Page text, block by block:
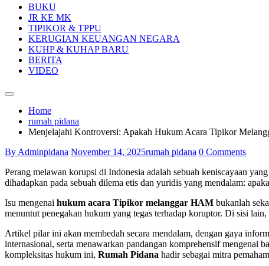
BUKU
JR KE MK
TIPIKOR & TPPU
KERUGIAN KEUANGAN NEGARA
KUHP & KUHAP BARU
BERITA
VIDEO
Home
rumah pidana
Menjelajahi Kontroversi: Apakah Hukum Acara Tipikor
By Adminpidana November 14, 2025rumah pidana 0 Comments
Perang melawan korupsi di Indonesia adalah sebuah keniscayaan
dihadapkan pada sebuah dilema etis dan yuridis yang mendalam:
Isu mengenai hukum acara Tipikor melanggar HAM bukanlah
menuntut penegakan hukum yang tegas terhadap koruptor. Di sisi
Artikel pilar ini akan membedah secara mendalam, dengan gaya
internasional, serta menawarkan pandangan komprehensif mengenai
kompleksitas hukum ini, Rumah Pidana hadir sebagai mitra